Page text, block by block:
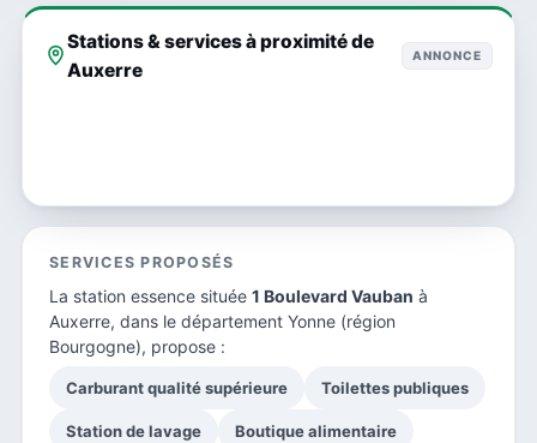
Stations & services à proximité de
Auxerre
ANNONCE
SERVICES PROPOSÉS
La station essence située 1 Boulevard Vauban à
Auxerre, dans le département Yonne (région
Bourgogne), propose :
Carburant qualité supérieure Toilettes publiques
Station de lavage Boutique alimentaire